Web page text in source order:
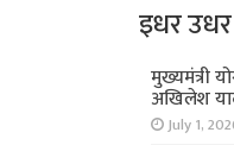
इधर
मुख्यमंत्री
अखिलेश
July 1,